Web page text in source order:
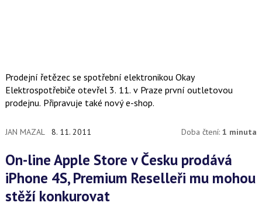
Prodejní řetězec se spotřební elektronikou Okay
Elektrospotřebiče otevřel 3. 11. v Praze první outletovou
prodejnu. Připravuje také nový e-shop.
JAN MAZAL 8. 11. 2011 Doba čtení:1 minuta
On-line Apple Store v Česku prodává
iPhone 4S, Premium Reselleři mu mohou
stěží konkurovat